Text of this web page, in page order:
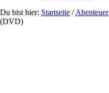
Du bist hier: Startseite / Abenteuer
(DVD)